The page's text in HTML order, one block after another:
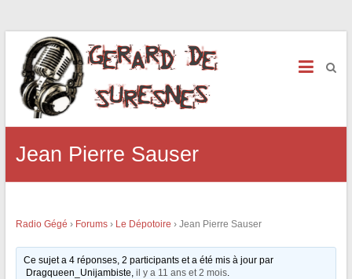
Jean Pierre Sauser
Radio Gégé › Forums › Le Dépotoire › Jean Pierre Sauser
Ce sujet a 4 réponses, 2 participants et a été mis à jour par
Dragqueen_Unijambiste, il y a 11 ans et 2 mois.